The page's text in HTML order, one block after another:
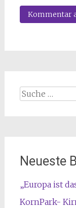
Suche
Neueste
„Europa ist
KornPark-